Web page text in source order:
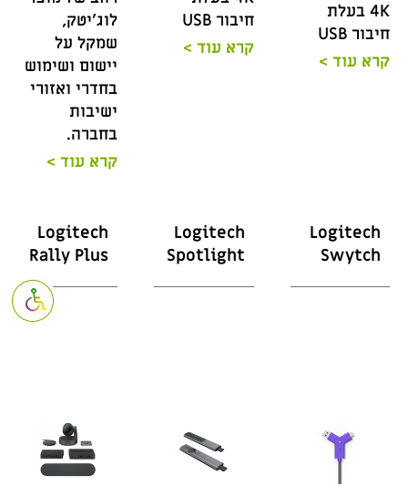
פתח סרגל
4K בעלת
חיבור USB
קרא עוד >
חיבור USB
קרא עוד >
לוג'יטק,
שמקל על
יישום ושימוש
בחדרי ואזורי
ישיבות
בחברה.
קרא עוד >
Logitech
Swytch
Logitech
Spotlight
Logitech
Rally Plus